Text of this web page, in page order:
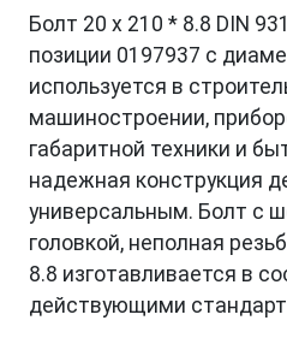
Болт 20 х 210 * 8.8 DIN
позиции 0197937 с
используется в
машиностроении,
габаритной техники и
надежная конструкция
универсальным. Болт с
головкой, неполная
8.8 изготавливается в
действующими